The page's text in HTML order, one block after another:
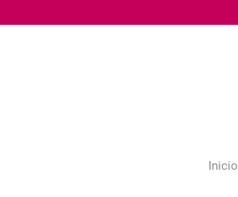
al
Inicio